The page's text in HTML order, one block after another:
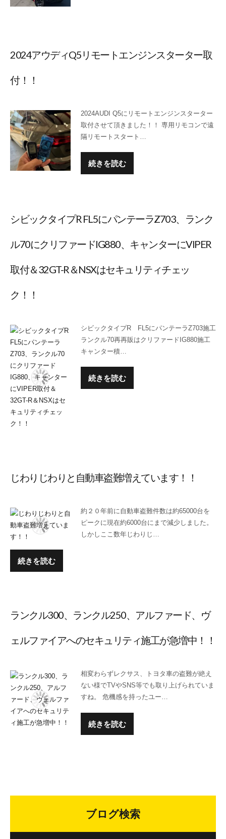
2024アウディQ5リモートエンジンスターター取
付！！
2024AUDI Q5にリモートエンジンスターター
取付させて頂きました！！ 専用リモコンで遠
隔リモートスタート…
続きを読む
シビックタイプR FL5にパンテーラZ703、ランク
ル70にクリファードIG880、キャンターにVIPER
取付＆32GT-R＆NSXはセキュリティチェッ
ク！！
シビックタイプR FL5にパンテーラZ703施工
ランクル70再再販はクリファードIG880施工
キャンター積…
続きを読む
じわりじわりと自動車盗難増えています！！
約２０年前に自動車盗難件数は約65000台を
ピークに現在約6000台にまで減少しました。
しかしここ数年じわりじ…
続きを読む
ランクル300、ランクル250、アルファード、ヴ
ェルファイアへのセキュリティ施工が急増中！！
相変わらずレクサス、トヨタ車の盗難が絶え
ない様でTVやSNS等でも取り上げられていま
すね。 危機感を持ったユー…
続きを読む
ブログ検索